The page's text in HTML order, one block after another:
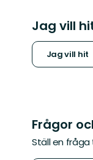
Jag vill
Jag vill hit
Frågor
Ställ en